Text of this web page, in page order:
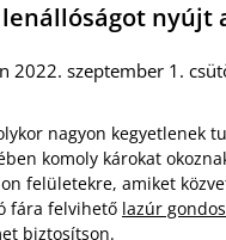
nyújt
2022. szeptember 1.
nagyon kegyetlenek
komoly károkat
felületekre, amiket
fára felvihető lazúr
biztosítson.